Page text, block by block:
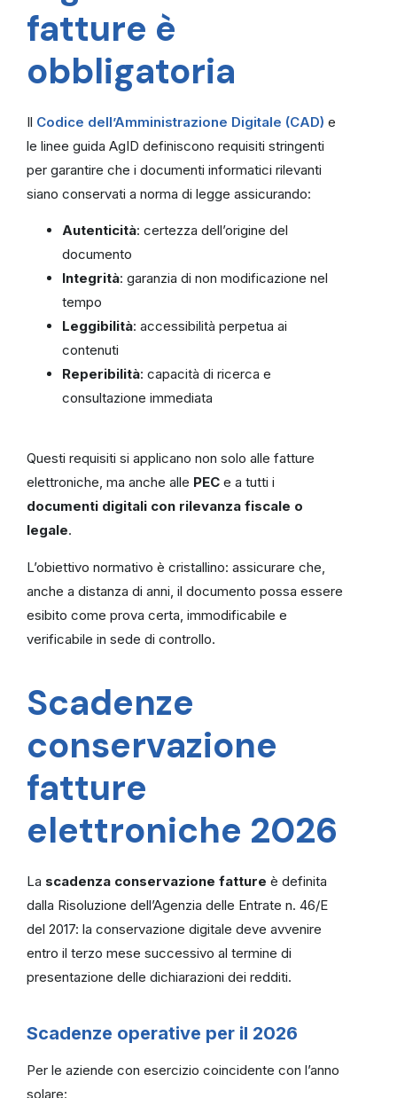
fatture è
obbligatoria
Il Codice dell’Amministrazione Digitale (CAD) e
le linee guida AgID definiscono requisiti stringenti
per garantire che i documenti informatici rilevanti
siano conservati a norma di legge assicurando:
Autenticità: certezza dell’origine del
documento
Integrità: garanzia di non modificazione nel
tempo
Leggibilità: accessibilità perpetua ai
contenuti
Reperibilità: capacità di ricerca e
consultazione immediata
Questi requisiti si applicano non solo alle fatture
elettroniche, ma anche alle PEC e a tutti i
documenti digitali con rilevanza fiscale o
legale.
L’obiettivo normativo è cristallino: assicurare che,
anche a distanza di anni, il documento possa essere
esibito come prova certa, immodificabile e
verificabile in sede di controllo.
Scadenze
conservazione
fatture
elettroniche 2026
La scadenza conservazione fatture è definita
dalla Risoluzione dell’Agenzia delle Entrate n. 46/E
del 2017: la conservazione digitale deve avvenire
entro il terzo mese successivo al termine di
presentazione delle dichiarazioni dei redditi.
Scadenze operative per il 2026
Per le aziende con esercizio coincidente con l’anno
solare: